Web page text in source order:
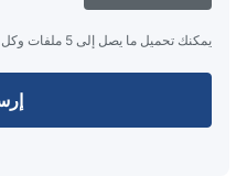
يمكنك تحميل ما يصل إلى 5 ملفات وكل ملف بحجم 10M أقصى.
إرسال